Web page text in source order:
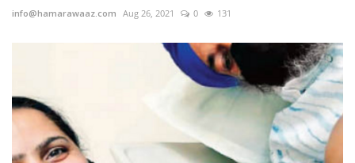
info@hamarawaaz.com Aug 26, 2021 0 131